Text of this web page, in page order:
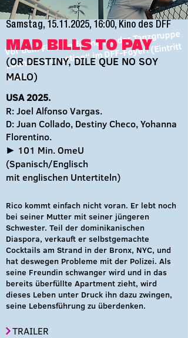
Vor dem Film: Performance der Tanzgruppe
„Dance Connection“ im DFF-Foyer! (Eintritt
frei)
MAD BILLS TO PAY
Samstag, 15.11.2025, 16:00, Kino des DFF
(OR DESTINY, DILE QUE NO SOY
MALO)
USA 2025.
R: Joel Alfonso Vargas.
D: Juan Collado, Destiny Checo, Yohanna
Florentino.
► 101 Min. OmeU
(Spanisch/Englisch
mit englischen Untertiteln)
Rico kommt einfach nicht voran. Er lebt noch
bei seiner Mutter mit seiner jüngeren
Schwester. Teil der dominikanischen
Diaspora, verkauft er selbstgemachte
Cocktails am Strand in der Bronx, NYC, und
hat deswegen Probleme mit der Polizei. Als
seine Freundin schwanger wird und in das
bereits überfüllte Apartment zieht, wird
dieses Leben unter Druck ihn dazu zwingen,
seine Lebensführung zu überdenken.
TRAILER